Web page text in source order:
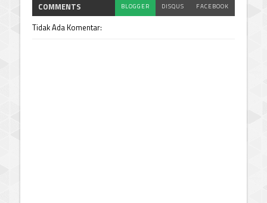
COMMENTS BLOGGER DISQUS FACEBOOK
Tidak Ada Komentar: